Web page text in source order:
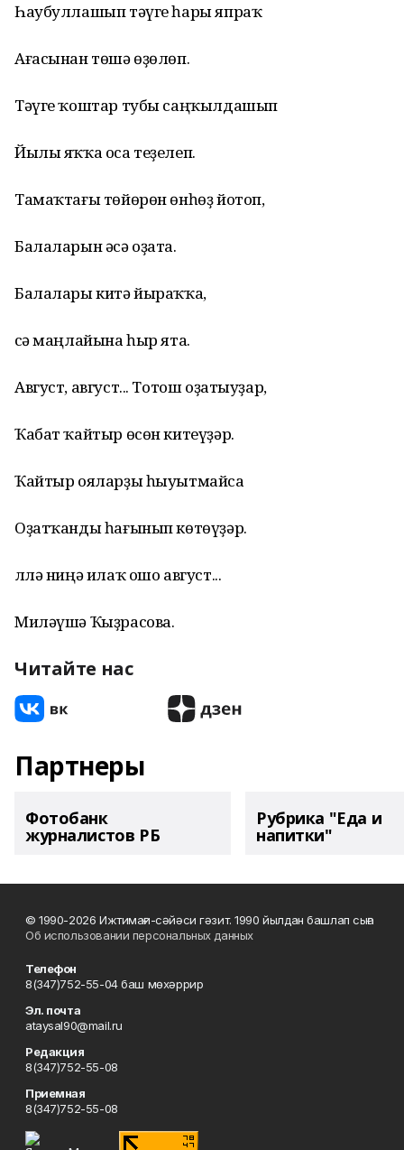
Һаубуллашып тәүге һары япраҡ
Ағасынан төшә өҙөлөп.
Тәүге ҡоштар тубы саңҡылдашып
Йылы яҡҡа оса теҙелеп.
Тамаҡтағы төйөрөн өнһөҙ йотоп,
Балаларын әсә оҙата.
Балалары китә йыраҡҡа,
Әсә маңлайына һыр ята.
Август, август... Тотош оҙатыуҙар,
Ҡабат ҡайтыр өсөн китеүҙәр.
Ҡайтыр ояларҙы һыуытмайса
Оҙатҡанды һағынып көтөүҙәр.
Әллә ниңә илаҡ ошо август...
Миләүшә Ҡыҙрасова.
Читайте нас
Партнеры
Фотобанк
журналистов РБ
Рубрика "Еда и
напитки"
© 1990-2026 Ижтимағи-сәйәси гәзит. 1990 йылдан башлап сыға
Об использовании персональных данных
Телефон
8(347)752-55-04 баш мөхәррир
Эл. почта
ataysal90@mail.ru
Редакция
8(347)752-55-08
Приемная
8(347)752-55-08